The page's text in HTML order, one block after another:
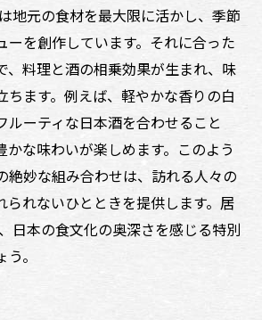
地元の食材を最大限に活かし、季節
ーを創作しています。それに合った
、料理と酒の相乗効果が生まれ、味
ちます。例えば、軽やかな香りの白
ルーティな日本酒を合わせること
かな味わいが楽しめます。このよう
絶妙な組み合わせは、訪れる人々の
られないひとときを提供します。居
日本の食文化の奥深さを感じる特別
。